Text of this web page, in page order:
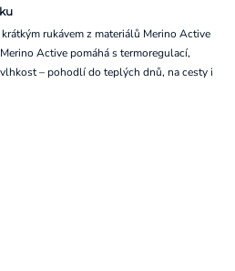
rukávem z materiálů Merino Active
Active pomáhá s termoregulací,
– pohodlí do teplých dnů, na cesty i